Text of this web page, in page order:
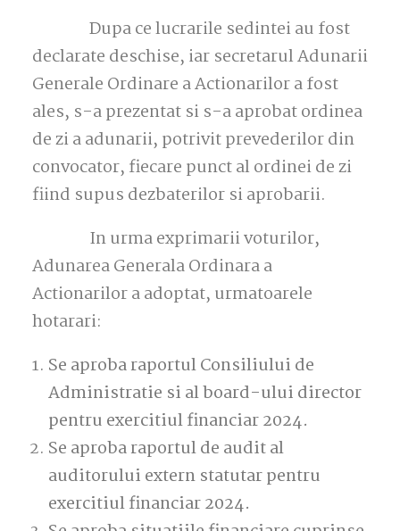
Dupa ce lucrarile sedintei au fost
declarate deschise, iar secretarul Adunarii
Generale Ordinare a Actionarilor a fost
ales, s-a prezentat si s-a aprobat ordinea
de zi a adunarii, potrivit prevederilor din
convocator, fiecare punct al ordinei de zi
fiind supus dezbaterilor si aprobarii.
In urma exprimarii voturilor,
Adunarea Generala Ordinara a
Actionarilor a adoptat, urmatoarele
hotarari:
Se aproba raportul Consiliului de
Administratie si al board-ului director
pentru exercitiul financiar 2024.
Se aproba raportul de audit al
auditorului extern statutar pentru
exercitiul financiar 2024.